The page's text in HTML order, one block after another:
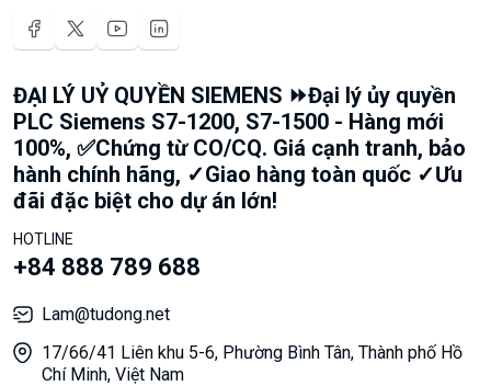
ĐẠI LÝ UỶ QUYỀN SIEMENS ⏩Đại lý ủy quyền
PLC Siemens S7-1200, S7-1500 - Hàng mới
100%, ✅Chứng từ CO/CQ. Giá cạnh tranh, bảo
hành chính hãng, ✓Giao hàng toàn quốc ✓Ưu
đãi đặc biệt cho dự án lớn!
HOTLINE
+84 888 789 688
Lam@tudong.net
17/66/41 Liên khu 5-6, Phường Bình Tân, Thành phố Hồ
Chí Minh, Việt Nam